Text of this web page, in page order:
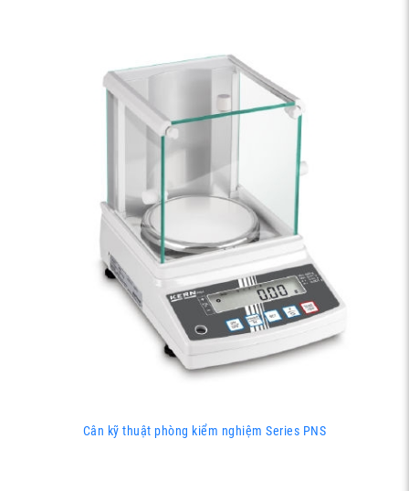
Cân kỹ thuật phòng kiểm nghiệm Series PNS